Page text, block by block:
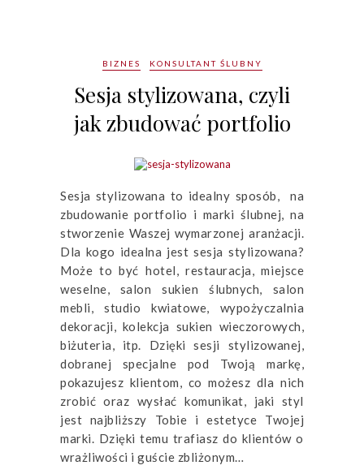
BIZNES KONSULTANT ŚLUBNY
Sesja stylizowana, czyli
jak zbudować portfolio
Sesja stylizowana to idealny sposób, na
zbudowanie portfolio i marki ślubnej, na
stworzenie Waszej wymarzonej aranżacji.
Dla kogo idealna jest sesja stylizowana?
Może to być hotel, restauracja, miejsce
weselne, salon sukien ślubnych, salon
mebli, studio kwiatowe, wypożyczalnia
dekoracji, kolekcja sukien wieczorowych,
biżuteria, itp. Dzięki sesji stylizowanej,
dobranej specjalne pod Twoją markę,
pokazujesz klientom, co możesz dla nich
zrobić oraz wysłać komunikat, jaki styl
jest najbliższy Tobie i estetyce Twojej
marki. Dzięki temu trafiasz do klientów o
wrażliwości i guście zbliżonym…